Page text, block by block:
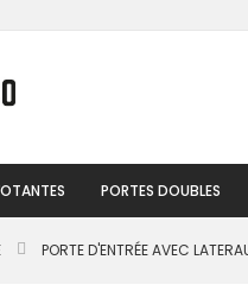
PORTES DOUBLES
PORTE D'ENTRÉE AVEC